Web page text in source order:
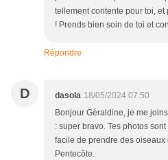
tellement contente pour toi, et
! Prends bien soin de toi et
Répondre
D dasola 18/05/2024 07:50
Bonjour Géraldine, je me
: super bravo. Tes photos
facile de prendre des
Pentecôte.